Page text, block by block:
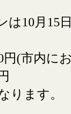
は10月15
(市内に
ます。